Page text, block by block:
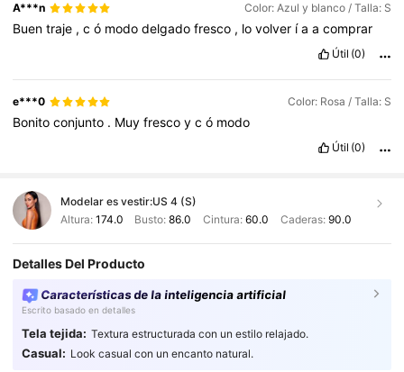
A***n Color: Azul y blanco / Talla: S
Buentraje ,có mododelgadofresco , lovolver íaacomprar
Útil (0)
e***0 Color: Rosa / Talla: S
Bonitoconjunto . Muyfrescoycó modo
Útil (0)
Modelar es vestir:US 4 (S)
Altura: 174.0 Busto:86.0 Cintura: 60.0 Caderas: 90.0
Detalles Del Producto
Características de la inteligencia artificial
Escrito basado en detalles
Tela tejida: Textura estructurada con un estilo relajado.
Casual: Look casual con un encanto natural.
4,88 482K Seguidores